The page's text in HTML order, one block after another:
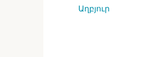
Աղբյուր